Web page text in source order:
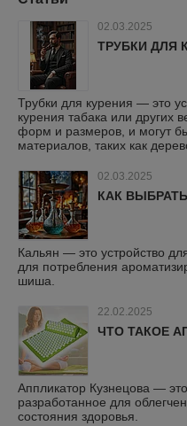
02.03.2025
ТРУБКИ ДЛЯ
Трубки для курения — это
курения табака или других
форм и размеров, и могут
материалов, таких как
02.03.2025
КАК
Кальян — это устройство
для потребления
шиша.
22.02.2025
ЧТО ТАКОЕ
Аппликатор Кузнецова —
разработанное для
состояния здоровья.